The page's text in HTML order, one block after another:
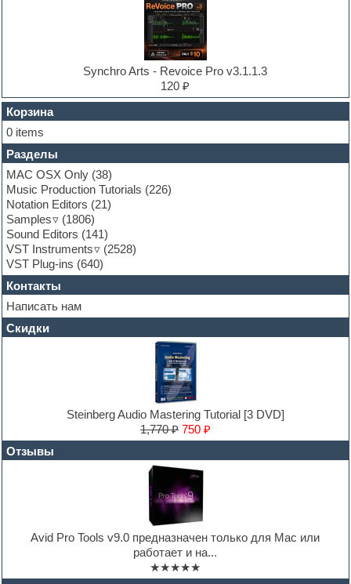
EXS24 Instruments
FL Studio
Flute
Folk samples
Fruityloops
Funk
Garritan
General MIDI kits
Guitar emulation
Guitar loops
Guitar processing and effects
Hands-up samples
Hardstyle
Heavy metal sample packs
Hip-hop
House music
Hypersonic
Jazz
Maschine Expansion
Massive presets
Mastering plug-ins
Music production software for beginners
Notation software
Synchro Arts - Revoice Pro v3.1.1.3
120 ₽
Корзина
0 items
Разделы
MAC OSX Only (38)
Music Production Tutorials (226)
Notation Editors (21)
Samples
(1806)
Sound Editors (141)
VST Instruments
(2528)
VST Plug-ins (640)
Контакты
Написать нам
Скидки
Steinberg Audio Mastering Tutorial [3 DVD]
1,770 ₽ 750 ₽
Отзывы
Avid Pro Tools v9.0 предназначен только для Mac или
работает и на...
★★★★★